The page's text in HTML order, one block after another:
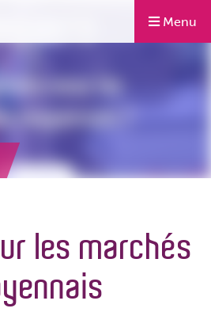
Menu
les marchés